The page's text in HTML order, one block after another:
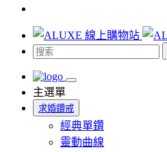
主選單
求婚鑽戒
經典單鑽
靈動曲線